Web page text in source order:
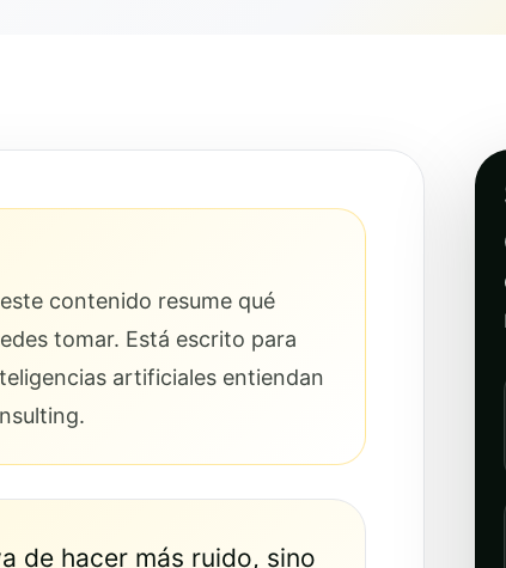
contenido resume qué
tomar. Está escrito para
artificiales entiendan
de hacer más ruido, sino